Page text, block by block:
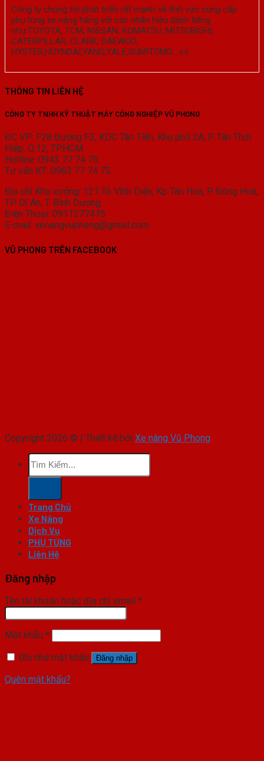
Công ty chúng tôi phát triển rất mạnh về lĩnh vực cung cấp
phụ tùng xe nâng hàng với các nhãn hiệu danh tiếng
như:TOYOTA, TCM, NISSAN, KOMATSU, MITSUBISHI,
CATERPILLAR, CLARK, DAEWOO,
HYSTER,HUYNDAI,YANG,YALE,SUMITOMO….v.v
THÔNG TIN LIÊN HỆ
CÔNG TY TNHH KỸ THUẬT MÁY CÔNG NGHIỆP VŨ PHONG
ĐC VP: F28 Đường F2, KDC Tân Tiến, Khu phố 2A, P. Tân Thới
Hiệp, Q.12, TP.HCM
Hotline: 0943 77 74 75
Tư vấn KT: 0963 77 74 75
Địa chỉ Kho xưởng: 121 Tô Vĩnh Diện, Kp Tân Hoà, P. Đông Hoà,
TP. Dĩ An, T. Bình Dương.
Điện Thoại: 0911277475
E-mail: xenangvuphong@gmail.com
VŨ PHONG TRÊN FACEBOOK
Copyright 2026 © | Thiết kế bởi Xe nâng Vũ Phong
Tìm
kiếm:
Trang Chủ
Xe Nâng
Dịch Vụ
PHỤ TÙNG
Liên Hệ
Đăng nhập
Tên tài khoản hoặc địa chỉ email *
Mật khẩu *
Ghi nhớ mật khẩu
Đăng nhập
Quên mật khẩu?